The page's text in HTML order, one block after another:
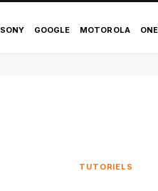
SONY GOOGLE MOTOROLA
TUTORIELS